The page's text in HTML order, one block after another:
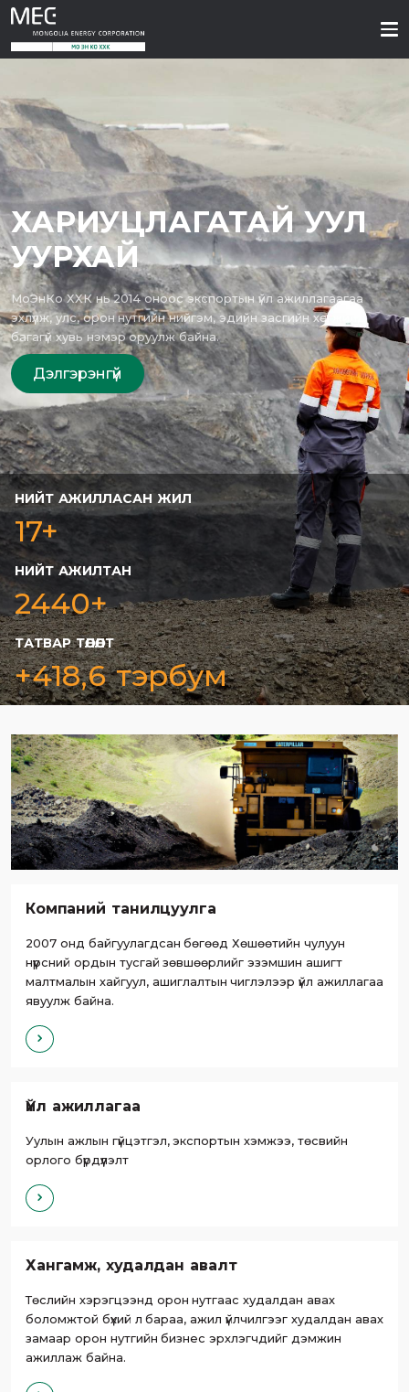
ХАРИУЦЛАГАТАЙ УУЛ
УУРХАЙ
МоЭнКо ХХК нь 2014 оноос экспортын үйл ажиллагаагаа
эхлүүлж, улс, орон нутгийн нийгэм, эдийн засгийн хөгжилд
багагүй хувь нэмэр оруулж байна.
Дэлгэрэнгүй
НИЙТ АЖИЛЛАСАН ЖИЛ
17+
НИЙТ АЖИЛТАН
2440+
ТАТВАР ТӨЛӨЛТ
+418,6 тэрбум
Компаний танилцуулга
2007 онд байгуулагдсан бөгөөд Хөшөөтийн чулуун
нүүрсний ордын тусгай зөвшөөрлийг эзэмшин ашигт
малтмалын хайгуул, ашиглалтын чиглэлээр үйл ажиллагаа
явуулж байна.
Үйл ажиллагаа
Уулын ажлын гүйцэтгэл, экспортын хэмжээ, төсвийн
орлого бүрдүүлэлт
Хангамж, худалдан авалт
Төслийн хэрэгцээнд орон нутгаас худалдан авах
боломжтой бүхий л бараа, ажил үйлчилгээг худалдан авах
замаар орон нутгийн бизнес эрхлэгчдийг дэмжин
ажиллаж байна.